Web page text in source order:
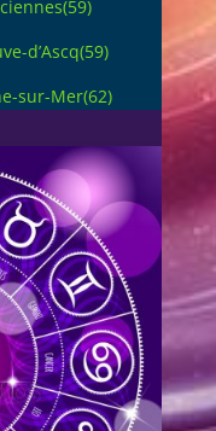
d’Ascq(59)
sur-Mer(62)